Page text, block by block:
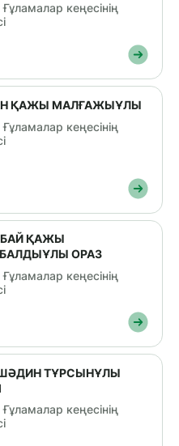
кеңесінің
ҚАЖЫ МАЛҒАЖЫҰЛЫ
кеңесінің
ҚАЖЫ
ОРАЗ
кеңесінің
ТҰРСЫНҰЛЫ
кеңесінің